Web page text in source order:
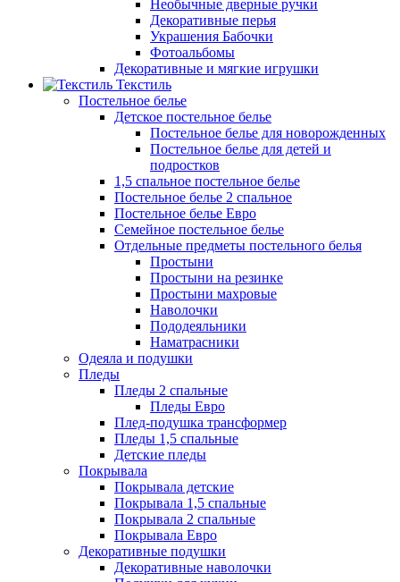
Необычные дверные ручки
Декоративные перья
Украшения Бабочки
Фотоальбомы
Декоративные и мягкие игрушки
Текстиль
Постельное белье
Детское постельное белье
Постельное белье для новорожденных
Постельное белье для детей и
подростков
1,5 спальное постельное белье
Постельное белье 2 спальное
Постельное белье Евро
Семейное постельное белье
Отдельные предметы постельного белья
Простыни
Простыни на резинке
Простыни махровые
Наволочки
Пододеяльники
Наматрасники
Одеяла и подушки
Пледы
Пледы 2 спальные
Пледы Евро
Плед-подушка трансформер
Пледы 1,5 спальные
Детские пледы
Покрывала
Покрывала детские
Покрывала 1,5 спальные
Покрывала 2 спальные
Покрывала Евро
Декоративные подушки
Декоративные наволочки